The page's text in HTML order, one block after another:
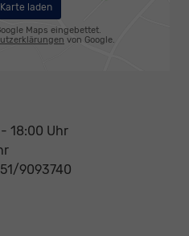
laden
Maps eingebettet.
von Google.
18:00 Uhr
9093740